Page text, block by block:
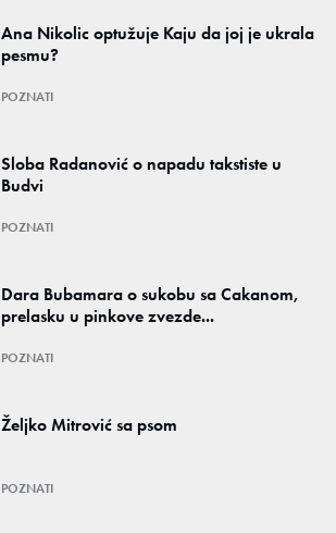
Ana Nikolic optužuje Kaju da joj je ukrala
pesmu?
POZNATI
Sloba Radanović o napadu takstiste u
Budvi
POZNATI
Dara Bubamara o sukobu sa Cakanom,
prelasku u pinkove zvezde...
POZNATI
Željko Mitrović sa psom
POZNATI